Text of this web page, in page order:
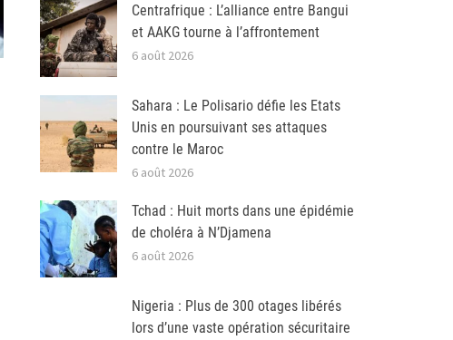
Centrafrique : L’alliance entre Bangui
et AAKG tourne à l’affrontement
6 août 2026
Sahara : Le Polisario défie les Etats
Unis en poursuivant ses attaques
contre le Maroc
6 août 2026
Tchad : Huit morts dans une épidémie
de choléra à N’Djamena
6 août 2026
Nigeria : Plus de 300 otages libérés
lors d’une vaste opération sécuritaire